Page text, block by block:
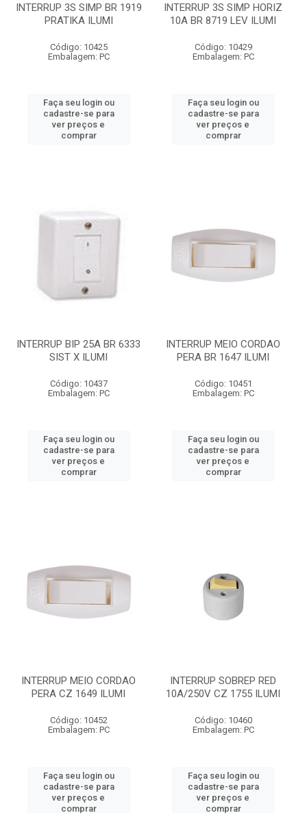
INTERRUP 3S SIMP BR 1919
PRATIKA ILUMI
Código: 10425
Embalagem: PC
Faça seu login ou
cadastre-se para
ver preços e
comprar
INTERRUP 3S SIMP HORIZ
10A BR 8719 LEV ILUMI
Código: 10429
Embalagem: PC
Faça seu login ou
cadastre-se para
ver preços e
comprar
INTERRUP BIP 25A BR 6333
SIST X ILUMI
Código: 10437
Embalagem: PC
Faça seu login ou
cadastre-se para
ver preços e
comprar
INTERRUP MEIO CORDAO
PERA BR 1647 ILUMI
Código: 10451
Embalagem: PC
Faça seu login ou
cadastre-se para
ver preços e
comprar
INTERRUP MEIO CORDAO
PERA CZ 1649 ILUMI
Código: 10452
Embalagem: PC
Faça seu login ou
cadastre-se para
ver preços e
comprar
INTERRUP SOBREP RED
10A/250V CZ 1755 ILUMI
Código: 10460
Embalagem: PC
Faça seu login ou
cadastre-se para
ver preços e
comprar